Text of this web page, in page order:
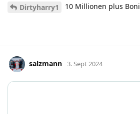
Dirtyharry1 10 Millionen plus Boni
salzmann 3. Sept 2024